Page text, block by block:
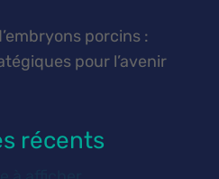
porcins :
pour l’avenir
récents